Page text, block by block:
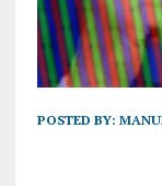
POSTED BY: